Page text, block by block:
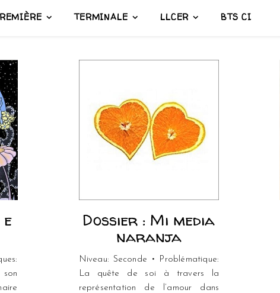
TERMINALE LLCER BTS CI
Dossier : Mi media
naranja
Niveau: Seconde • Problématique:
La quête de soi à travers la
représentation de l’amour dans